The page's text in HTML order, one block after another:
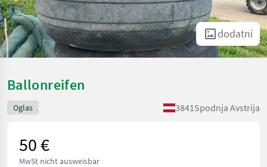
dodatni
Ballonreifen
Oglas 3841Spodnja Avstrija
50 €
MwSt nicht ausweisbar